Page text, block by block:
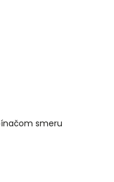
smeru